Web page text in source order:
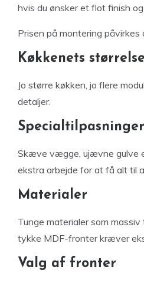
hvis du ønsker et flot finish
Prisen på montering påvirkes
Køkkenets
Jo større køkken, jo flere
detaljer.
Specialtilpasninger
Skæve vægge, ujævne gulve
ekstra arbejde for at få alt til
Materialer
Tunge materialer som
tykke MDF-fronter kræver
Valg af fronter